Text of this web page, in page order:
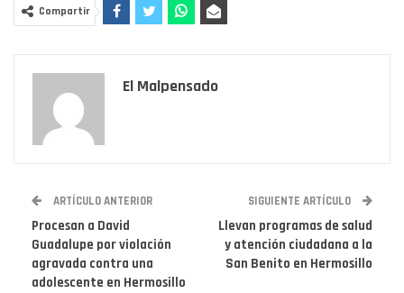
Compartir
El Malpensado
ARTÍCULO ANTERIOR
Procesan a David
Guadalupe por violación
agravada contra una
adolescente en Hermosillo
SIGUIENTE ARTÍCULO
Llevan programas de salud
y atención ciudadana a la
San Benito en Hermosillo